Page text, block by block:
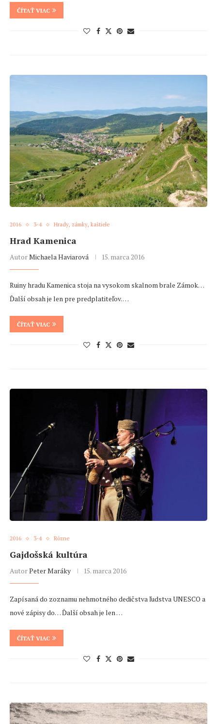
ČÍTAŤ VIAC
2016 3-4 Hrady, zámky, kaštiele
Hrad Kamenica
AutorMichaela Haviarová 15. marca 2016
Ruiny hradu Kamenica stoja na vysokom skalnom brale Zámok…
Ďalší obsah je len pre predplatiteľov. …
ČÍTAŤ VIAC
2016 3-4 Rôzne
Gajdošská kultúra
AutorPeter Maráky 15. marca 2016
Zapísaná do zoznamu nehmotného dedičstva ľudstva UNESCO a
nové zápisy do… Ďalší obsah je len …
ČÍTAŤ VIAC